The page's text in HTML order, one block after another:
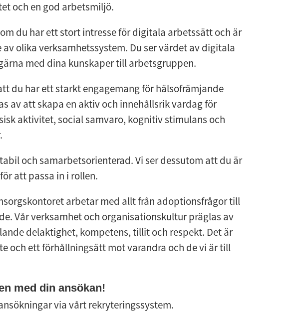
och en god arbetsmiljö.
du har ett stort intresse för digitala arbetssätt och är
olika verksamhetssystem. Du ser värdet av digitala
med dina kunskaper till arbetsgruppen.
du har ett starkt engagemang för hälsofrämjande
av att skapa en aktiv och innehållsrik vardag för
aktivitet, social samvaro, kognitiv stimulans och
och samarbetsorienterad. Vi ser dessutom att du är
att passa in i rollen.
arbetar med allt från adoptionsfrågor till
Vår verksamhet och organisationskultur präglas av
delaktighet, kompetens, tillit och respekt. Det är
och ett förhållningsätt mot varandra och de vi är till
med din ansökan!
via vårt rekryteringssystem.